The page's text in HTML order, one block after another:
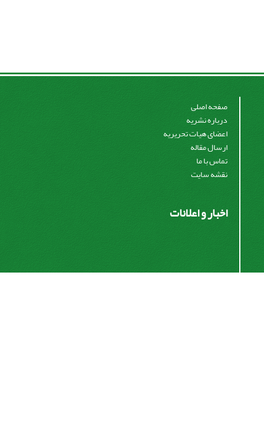
صفحه اصلی
درباره نشریه
اعضای هیات تحریریه
ارسال مقاله
تماس با ما
نقشه سایت
اخبار و اعلانات